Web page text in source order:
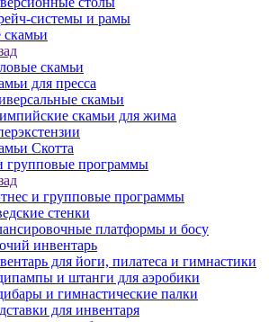
системы и рамы
скамьи
для пресса
скамьи
скамьи для жима
Скотта
групповые программы
и групповые программы
стенки
платформы и босу
инвентарь
для йоги, пилатеса и гимнастики
и штанги для аэробики
и гимнастические палки
для инвентаря